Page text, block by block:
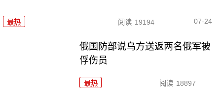
最热 阅读 19194 07-24
俄国防部说乌方送返两名俄军被
俘伤员
最热 阅读 18897